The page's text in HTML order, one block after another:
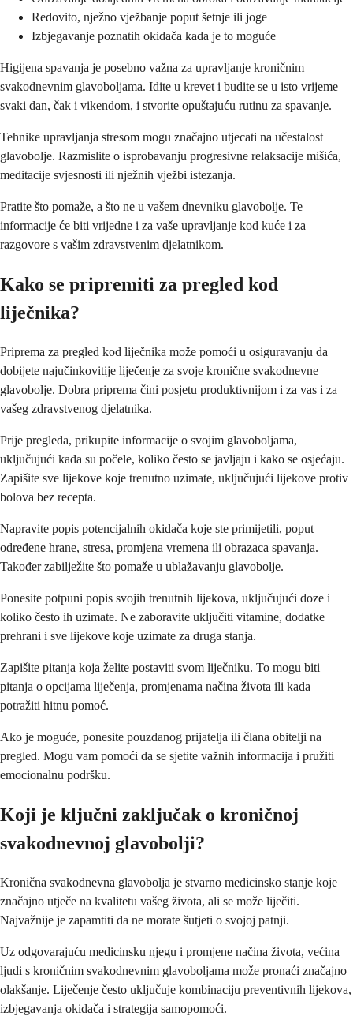
Redovito, nježno vježbanje poput šetnje ili joge
Izbjegavanje poznatih okidača kada je to moguće
Higijena spavanja je posebno važna za upravljanje kroničnim
svakodnevnim glavoboljama. Idite u krevet i budite se u isto vrijeme
svaki dan, čak i vikendom, i stvorite opuštajuću rutinu za spavanje.
Tehnike upravljanja stresom mogu značajno utjecati na učestalost
glavobolje. Razmislite o isprobavanju progresivne relaksacije mišića,
meditacije svjesnosti ili nježnih vježbi istezanja.
Pratite što pomaže, a što ne u vašem dnevniku glavobolje. Te
informacije će biti vrijedne i za vaše upravljanje kod kuće i za
razgovore s vašim zdravstvenim djelatnikom.
Kako se pripremiti za pregled kod
liječnika?
Priprema za pregled kod liječnika može pomoći u osiguravanju da
dobijete najučinkovitije liječenje za svoje kronične svakodnevne
glavobolje. Dobra priprema čini posjetu produktivnijom i za vas i za
vašeg zdravstvenog djelatnika.
Prije pregleda, prikupite informacije o svojim glavoboljama,
uključujući kada su počele, koliko često se javljaju i kako se osjećaju.
Zapišite sve lijekove koje trenutno uzimate, uključujući lijekove protiv
bolova bez recepta.
Napravite popis potencijalnih okidača koje ste primijetili, poput
određene hrane, stresa, promjena vremena ili obrazaca spavanja.
Također zabilježite što pomaže u ublažavanju glavobolje.
Ponesite potpuni popis svojih trenutnih lijekova, uključujući doze i
koliko često ih uzimate. Ne zaboravite uključiti vitamine, dodatke
prehrani i sve lijekove koje uzimate za druga stanja.
Zapišite pitanja koja želite postaviti svom liječniku. To mogu biti
pitanja o opcijama liječenja, promjenama načina života ili kada
potražiti hitnu pomoć.
Ako je moguće, ponesite pouzdanog prijatelja ili člana obitelji na
pregled. Mogu vam pomoći da se sjetite važnih informacija i pružiti
emocionalnu podršku.
Koji je ključni zaključak o kroničnoj
svakodnevnoj glavobolji?
Kronična svakodnevna glavobolja je stvarno medicinsko stanje koje
značajno utječe na kvalitetu vašeg života, ali se može liječiti.
Najvažnije je zapamtiti da ne morate šutjeti o svojoj patnji.
Uz odgovarajuću medicinsku njegu i promjene načina života, većina
ljudi s kroničnim svakodnevnim glavoboljama može pronaći značajno
olakšanje. Liječenje često uključuje kombinaciju preventivnih lijekova,
izbjegavanja okidača i strategija samopomoći.